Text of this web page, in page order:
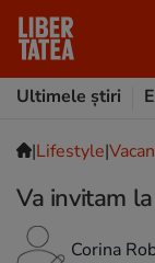
Ultimele știri
|Lifestyle|
Va invitam
Corina